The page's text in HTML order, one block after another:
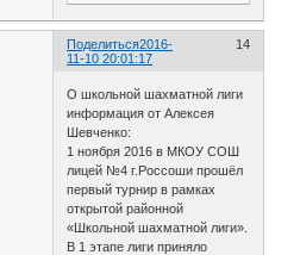
Поделиться 14
2016-
11-10 20:01:17
О школьной шахматной лиги
информация от Алексея
Шевченко:
1 ноября 2016 в МКОУ СОШ
лицей №4 г.Россоши прошёл
первый турнир в рамках
открытой районной
«Школьной шахматной лиги».
В 1 этапе лиги приняло